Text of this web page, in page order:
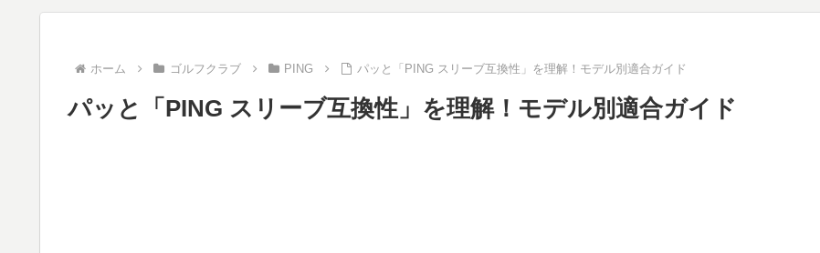
ホーム ゴルフクラブ PING パッと「PING スリーブ互換性」を理解！モデル別適合ガイド
パッと「PING スリーブ互換性」を理解！モデル別適合ガイド